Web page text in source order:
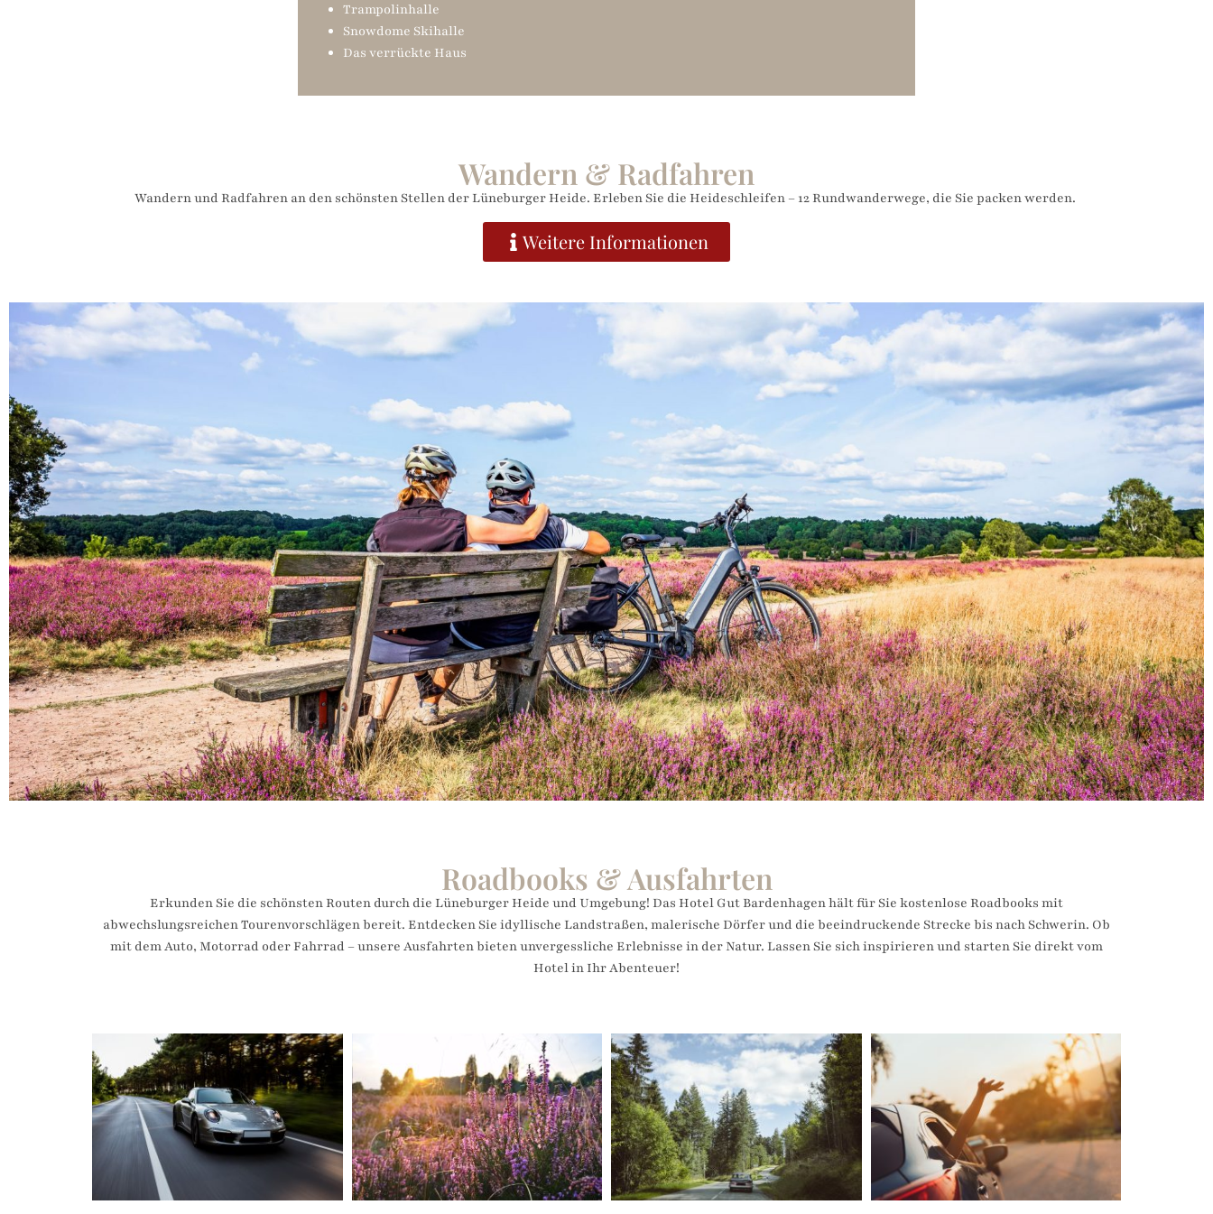
Trampolinhalle
Snowdome Skihalle
Das verrückte Haus
Wandern & Radfahren
Wandern und Radfahren an den schönsten Stellen der Lüneburger Heide. Erleben Sie die Heideschleifen – 12 Rundwanderwege, die Sie packen werden.
Weitere Informationen
Roadbooks & Ausfahrten
Erkunden Sie die schönsten Routen durch die Lüneburger Heide und Umgebung! Das Hotel Gut Bardenhagen hält für Sie kostenlose Roadbooks mit
abwechslungsreichen Tourenvorschlägen bereit. Entdecken Sie idyllische Landstraßen, malerische Dörfer und die beeindruckende Strecke bis nach Schwerin. Ob
mit dem Auto, Motorrad oder Fahrrad – unsere Ausfahrten bieten unvergessliche Erlebnisse in der Natur. Lassen Sie sich inspirieren und starten Sie direkt vom
Hotel in Ihr Abenteuer!